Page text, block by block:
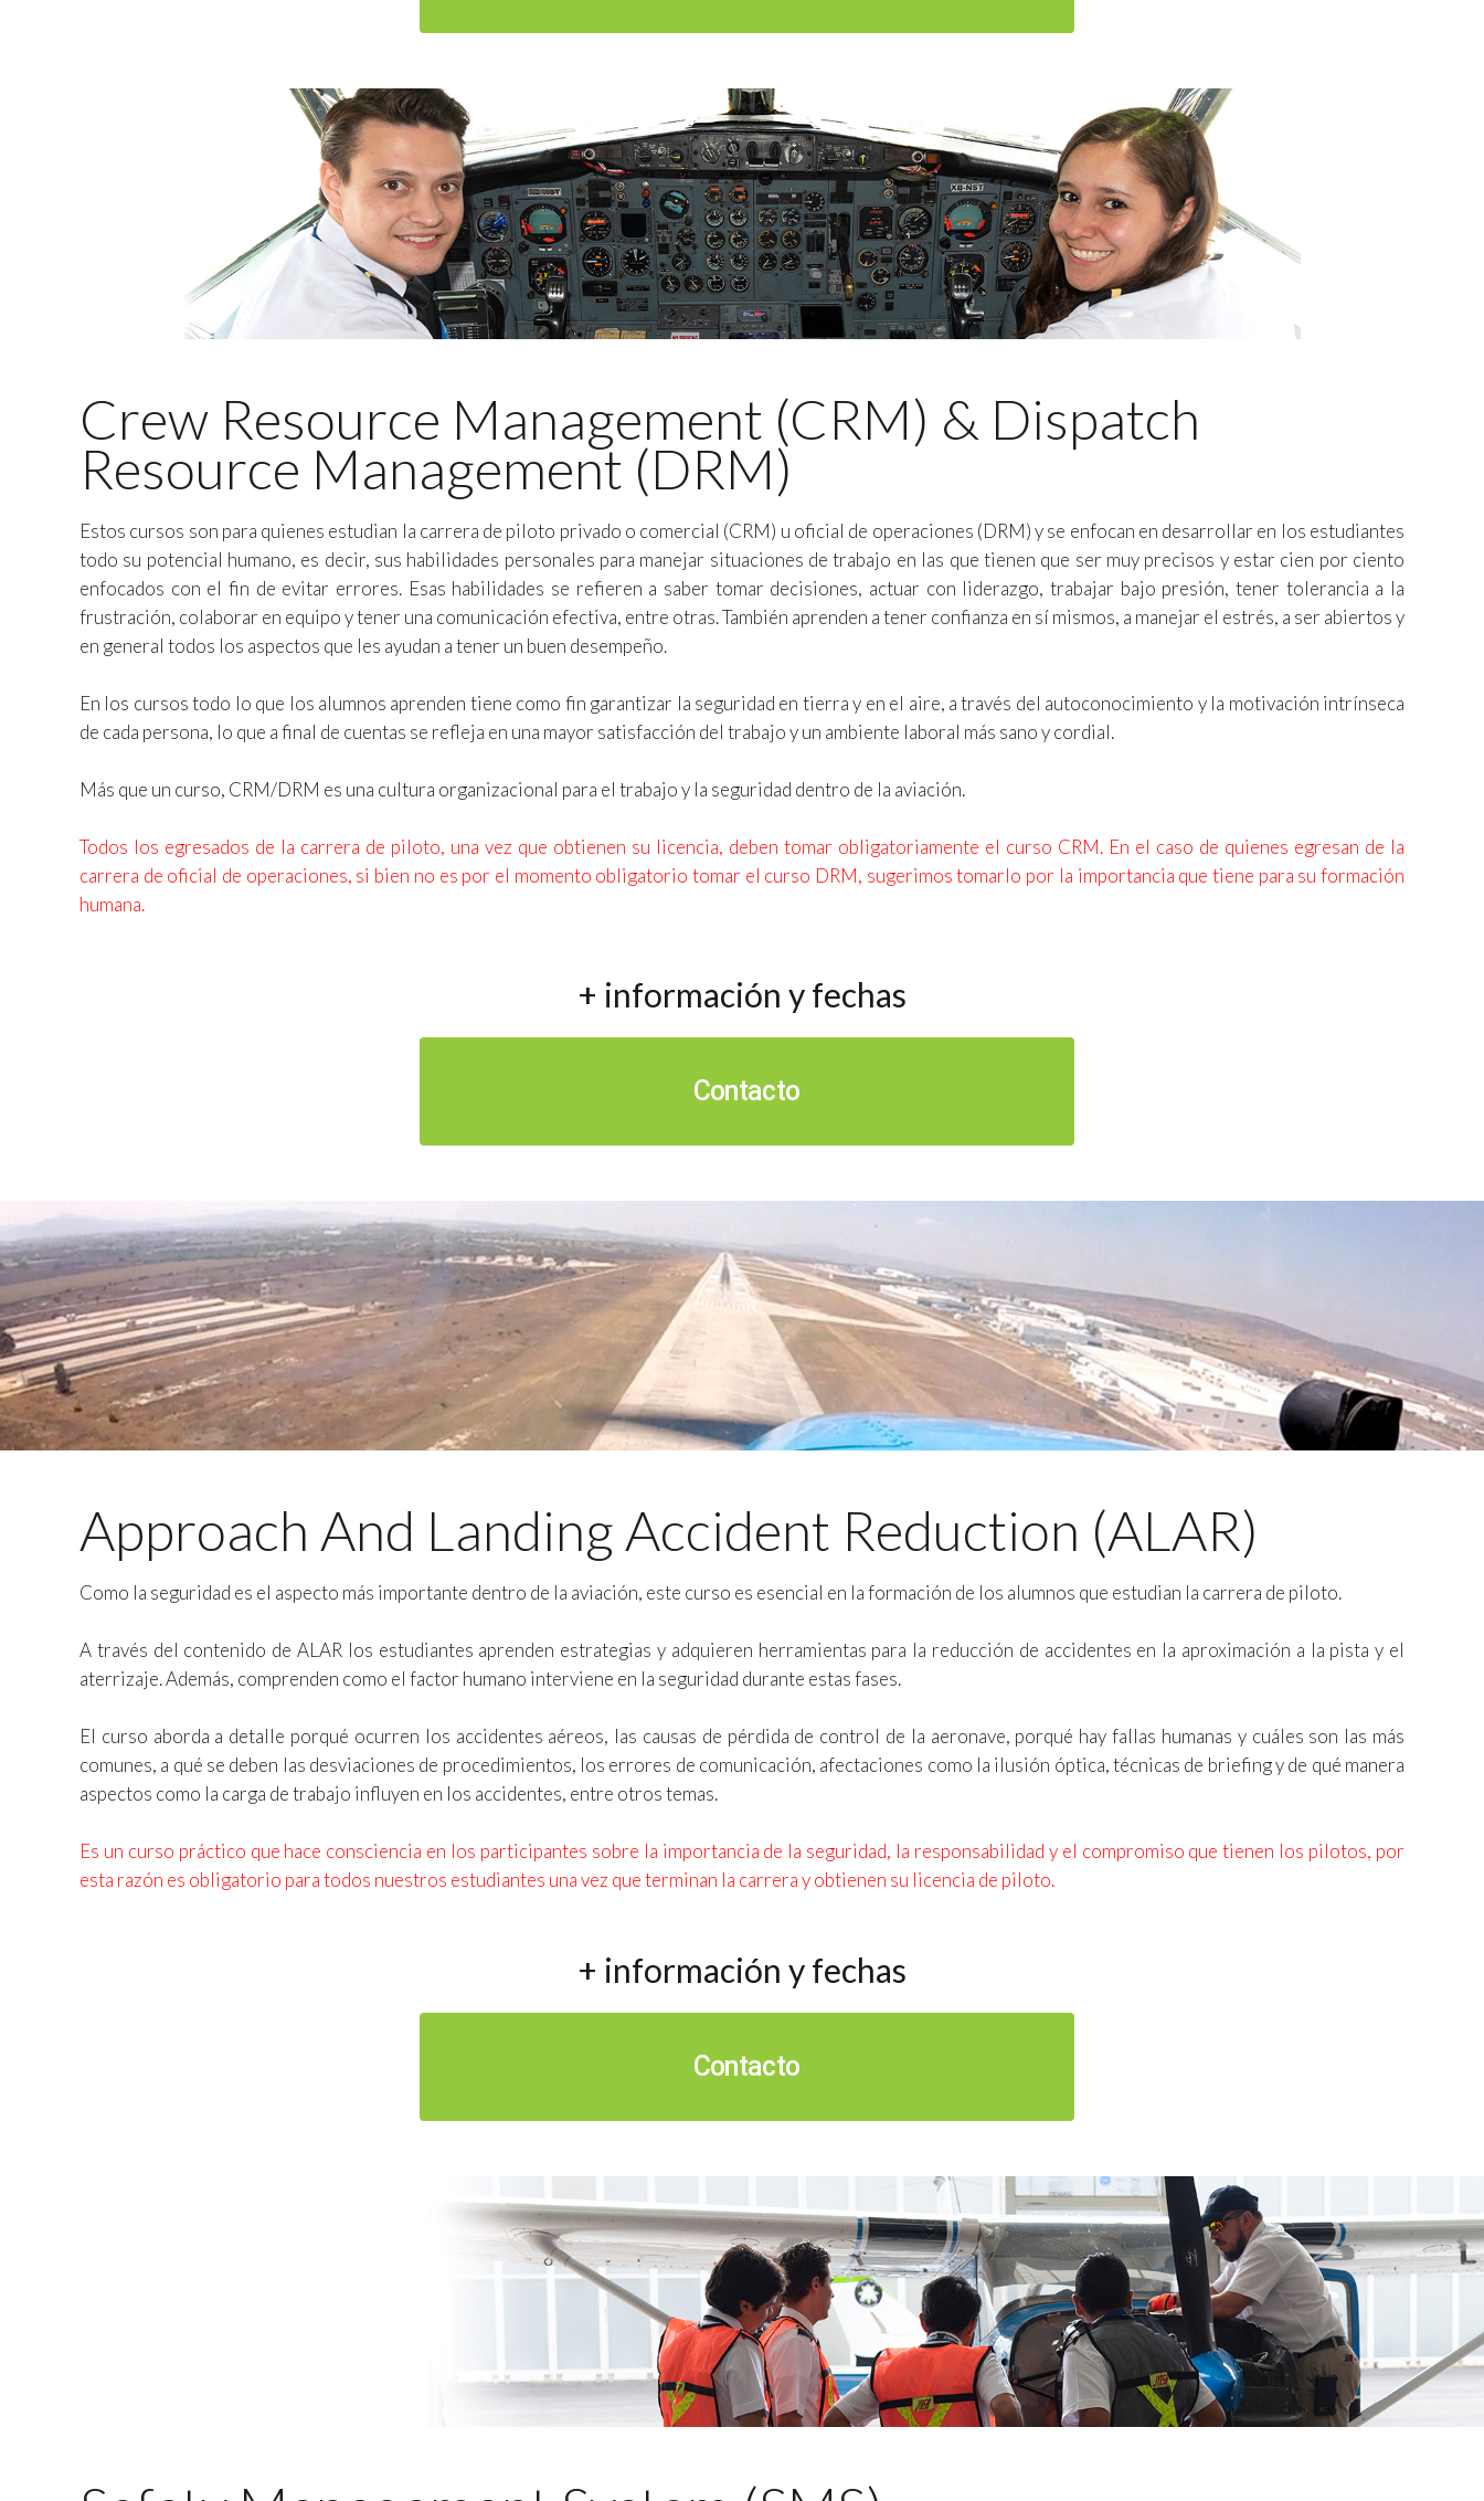
Crew Resource Management (CRM) & Dispatch
Resource Management (DRM)
Estos cursos son para quienes estudian la carrera de piloto privado o comercial (CRM) u oficial de operaciones (DRM) y se enfocan en desarrollar en los estudiantes
todo su potencial humano, es decir, sus habilidades personales para manejar situaciones de trabajo en las que tienen que ser muy precisos y estar cien por ciento
enfocados con el fin de evitar errores. Esas habilidades se refieren a saber tomar decisiones, actuar con liderazgo, trabajar bajo presión, tener tolerancia a la
frustración, colaborar en equipo y tener una comunicación efectiva, entre otras. También aprenden a tener confianza en sí mismos, a manejar el estrés, a ser abiertos y
en general todos los aspectos que les ayudan a tener un buen desempeño.
En los cursos todo lo que los alumnos aprenden tiene como fin garantizar la seguridad en tierra y en el aire, a través del autoconocimiento y la motivación intrínseca
de cada persona, lo que a final de cuentas se refleja en una mayor satisfacción del trabajo y un ambiente laboral más sano y cordial.
Más que un curso, CRM/DRM es una cultura organizacional para el trabajo y la seguridad dentro de la aviación.
Todos los egresados de la carrera de piloto, una vez que obtienen su licencia, deben tomar obligatoriamente el curso CRM. En el caso de quienes egresan de la
carrera de oficial de operaciones, si bien no es por el momento obligatorio tomar el curso DRM, sugerimos tomarlo por la importancia que tiene para su formación
humana.
+ información y fechas
Contacto
Approach And Landing Accident Reduction (ALAR)
Como la seguridad es el aspecto más importante dentro de la aviación, este curso es esencial en la formación de los alumnos que estudian la carrera de piloto.
A través del contenido de ALAR los estudiantes aprenden estrategias y adquieren herramientas para la reducción de accidentes en la aproximación a la pista y el
aterrizaje. Además, comprenden como el factor humano interviene en la seguridad durante estas fases.
El curso aborda a detalle porqué ocurren los accidentes aéreos, las causas de pérdida de control de la aeronave, porqué hay fallas humanas y cuáles son las más
comunes, a qué se deben las desviaciones de procedimientos, los errores de comunicación, afectaciones como la ilusión óptica, técnicas de briefing y de qué manera
aspectos como la carga de trabajo influyen en los accidentes, entre otros temas.
Es un curso práctico que hace consciencia en los participantes sobre la importancia de la seguridad, la responsabilidad y el compromiso que tienen los pilotos, por
esta razón es obligatorio para todos nuestros estudiantes una vez que terminan la carrera y obtienen su licencia de piloto.
+ información y fechas
Contacto